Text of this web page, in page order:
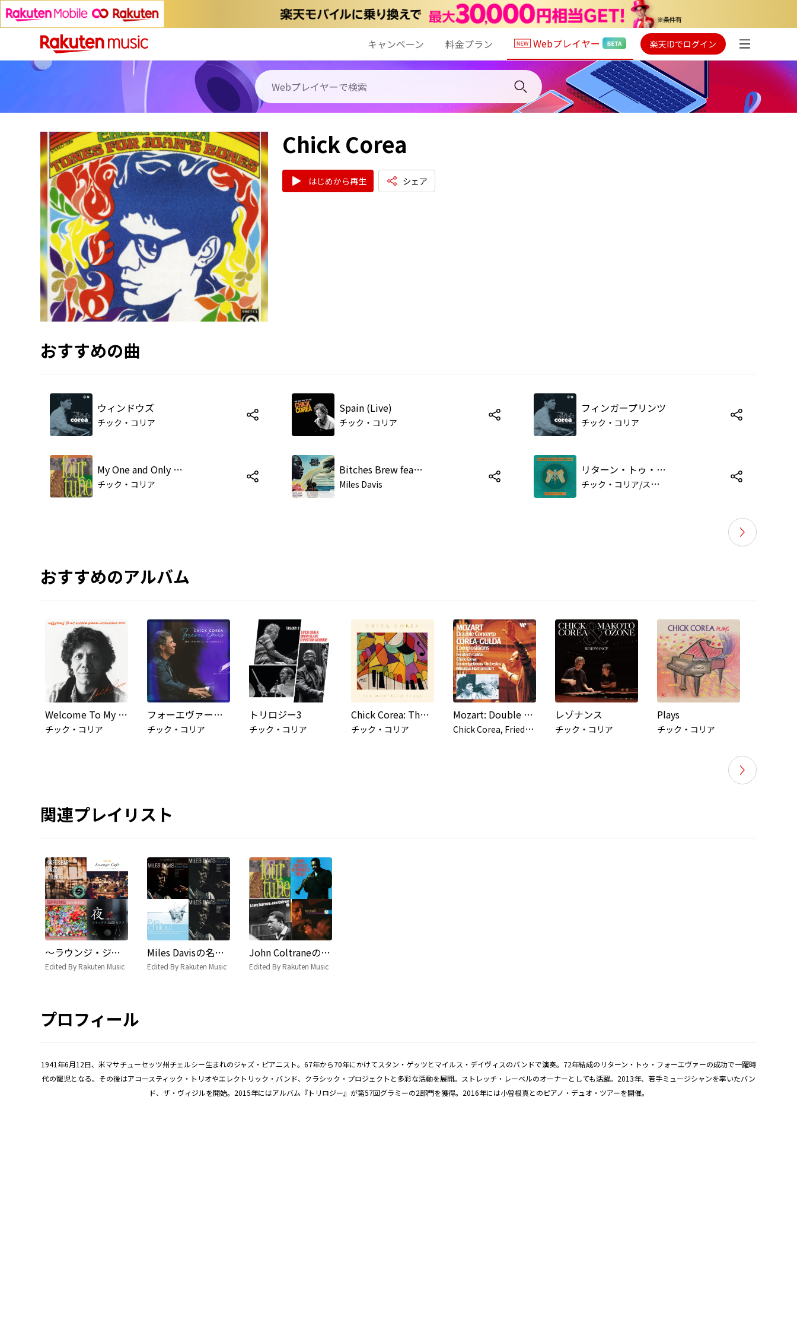
キャンペーン 料金プラン Webプレイヤー 楽天IDでログイン
Chick Corea
はじめから再生 シェア
おすすめの曲
ウィンドウズ
チック・コリア
My One and Only Love
チック・コリア
Spain (Live)
チック・コリア
Bitches Brew feat. Wayne Shorter,Bennie Maupin,John McLaughlin,CHICK COREA,Joe Zawinul,Dave Holland,Harvey Brooks
Miles Davis
フィンガープリンツ
チック・コリア
リターン・トゥ・フォーエヴァー
チ
ック・コリア/スティーヴ・ガッド/フィリップ・ベイリー
おすすめのアルバム
Welcome To My Living Room: Asahikawa 2005 (Live in Asahikawa 2005)
チック・コリア
フォーエヴァー・ユアーズ ～ザ・フェアウェル・パフォーマンス (Live at Ruth Eckerd Hall, Florida, 2020)
チック・コリア
トリロジー3
チック・コリア
Chick Corea: The Montreux Years (Live)
チック・コリア
Mozart: Double Piano Concerto, K. 365 - Corea & Gulda: Compositions
C
hick Corea, Friedrich Gulda, Concertgebouworkest, Nikolaus Harnoncourt
レゾナンス
チック・コリア
Plays
チック・コリア
関連プレイリスト
〜ラウンジ・ジャズ〜 Feeling good vibes with a cup of coffee
Edited By Rakuten Music
Miles Davisの名曲 30曲プレイリスト
Edited By Rakuten Music
John Coltraneの名曲 30曲プレイリスト
Edited By Rakuten Music
プロフィール
1941年6月12日、米マサチューセッツ州チェルシー生まれのジャズ・ピアニスト。67年から70年にかけてスタン・ゲッツとマイルス・デイヴィスのバンドで演奏。72年結成のリターン・トゥ・フォーエヴァーの成功で一躍時
代の寵児となる。その後はアコースティック・トリオやエレクトリック・バンド、クラシック・プロジェクトと多彩な活動を展開。ストレッチ・レーベルのオーナーとしても活躍。2013年、若手ミュージシャンを率いたバン
ド、ザ・ヴィジルを開始。2015年にはアルバム『トリロジー』が第57回グラミーの2部門を獲得。2016年には小曽根真とのピアノ・デュオ・ツアーを開催。